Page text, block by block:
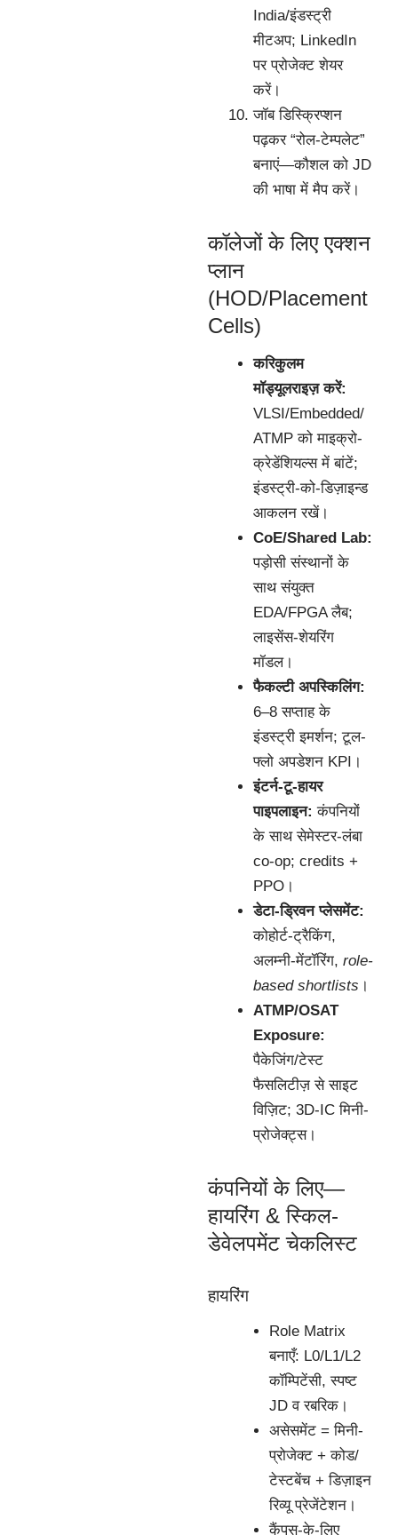
India/इंडस्ट्री
मीटअप; LinkedIn
पर प्रोजेक्ट शेयर
करें।
जॉब डिस्क्रिप्शन
पढ़कर “रोल-टेम्पलेट”
बनाएं—कौशल को JD
की भाषा में मैप करें।
कॉलेजों के लिए एक्शन
प्लान
(HOD/Placement
Cells)
करिकुलम
मॉड्यूलराइज़ करें:
VLSI/Embedded/
ATMP को माइक्रो-
क्रेडेंशियल्स में बांटें;
इंडस्ट्री-को-डिज़ाइन्ड
आकलन रखें।
CoE/Shared Lab:
पड़ोसी संस्थानों के
साथ संयुक्त
EDA/FPGA लैब;
लाइसेंस-शेयरिंग
मॉडल।
फैकल्टी अपस्किलिंग:
6–8 सप्ताह के
इंडस्ट्री इमर्शन; टूल-
फ्लो अपडेशन KPI।
इंटर्न-टू-हायर
पाइपलाइन: कंपनियों
के साथ सेमेस्टर-लंबा
co-op; credits +
PPO।
डेटा-ड्रिवन प्लेसमेंट:
कोहोर्ट-ट्रैकिंग,
अलम्नी-मेंटॉरिंग, role-
based shortlists ।
ATMP/OSAT
Exposure:
पैकेजिंग/टेस्ट
फैसलिटीज़ से साइट
विज़िट; 3D-IC मिनी-
प्रोजेक्ट्स।
कंपनियों के लिए—
हायरिंग & स्किल-
डेवेलपमेंट चेकलिस्ट
हायरिंग
Role Matrix
बनाएँ: L0/L1/L2
कॉम्पिटेंसी, स्पष्ट
JD व रबरिक।
असेसमेंट = मिनी-
प्रोजेक्ट + कोड/
टेस्टबेंच + डिज़ाइन
रिव्यू प्रेजेंटेशन।
कैंपस-के-लिए